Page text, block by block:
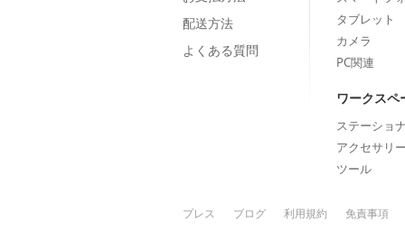
配送方法
よくある質問
タブレット
カメラ
PC関連
ワークスペ
ステーショ
アクセサリー
ツール
プレス ブログ 利用規約 免責事項